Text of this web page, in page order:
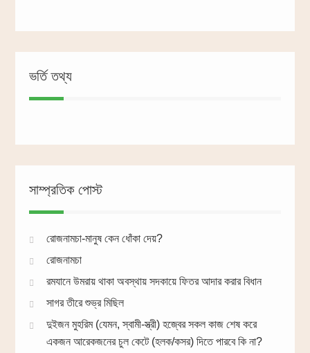
ভর্তি তথ্য
সাম্প্রতিক পোস্ট
রোজনামচা-মানুষ কেন ধোঁকা দেয়?
রোজনামচা
রমযানে উমরায় থাকা অবস্থায় সদকায়ে ফিতর আদার করার বিধান
সাগর তীরে শুভ্র মিছিল
দুইজন মুহরিম (যেমন, স্বামী-স্ত্রী) হজ্বের সকল কাজ শেষ করে
একজন আরেকজনের চুল কেটে (হলক/কসর) দিতে পারবে কি না?